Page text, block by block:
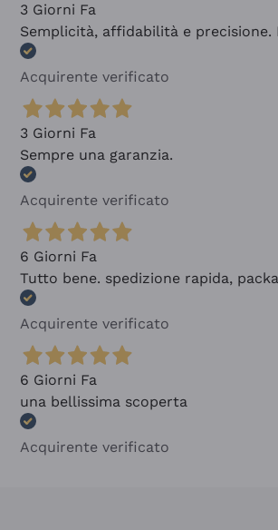
3 Giorni Fa
Semplicità, affidabilità e
Acquirente verificato
3 Giorni Fa
Sempre una garanzia.
Acquirente verificato
6 Giorni Fa
Tutto bene. spedizione rapida,
Acquirente verificato
6 Giorni Fa
una bellissima scoperta
Acquirente verificato